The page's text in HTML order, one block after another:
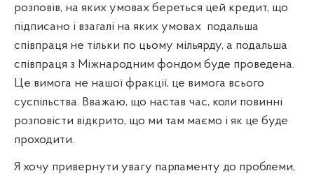
розповів, на яких умовах береться цей кредит, що
підписано і взагалі на яких умовах подальша
співпраця не тільки по цьому мільярду, а подальша
співпраця з Міжнародним фондом буде проведена.
Це вимога не нашої фракції, це вимога всього
суспільства. Вважаю, що настав час, коли повинні
розповісти відкрито, що ми там маємо і як це буде
проходити.
Я хочу привернути увагу парламенту до проблеми,